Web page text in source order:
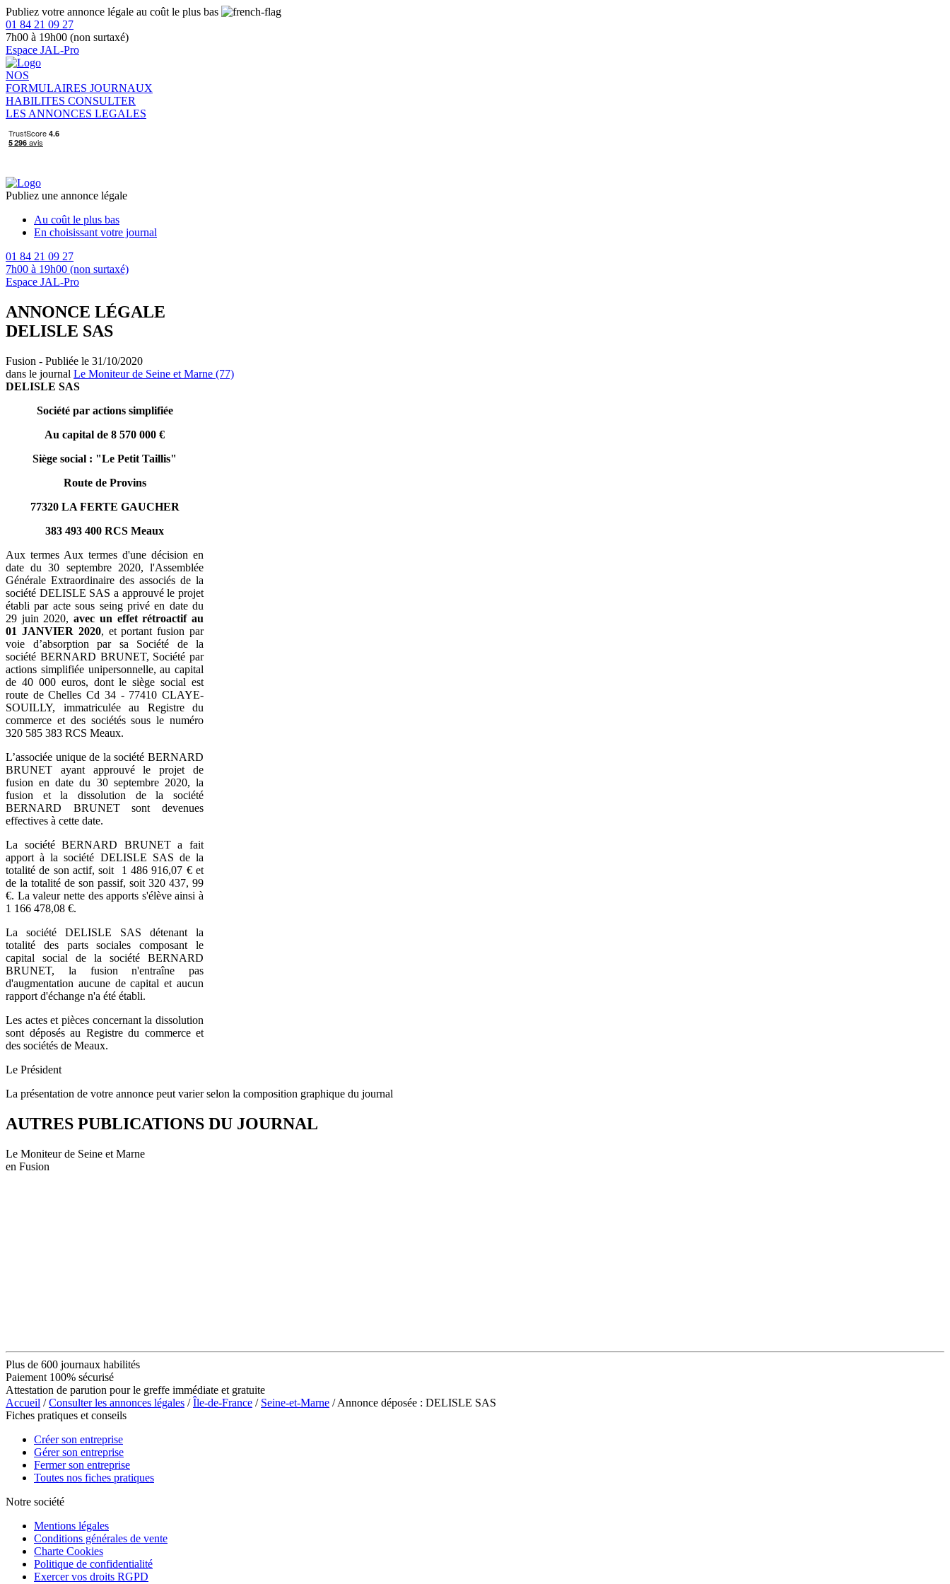
Publiez votre annonce légale au coût le plus bas
01 84 21 09 27
7h00 à 19h00 (non surtaxé)
Espace JAL-Pro
NOS
FORMULAIRES JOURNAUX
HABILITES CONSULTER
LES ANNONCES LEGALES
Publiez une annonce légale
Au coût le plus bas
En choisissant votre journal
01 84 21 09 27
7h00 à 19h00 (non surtaxé)
Espace JAL-Pro
ANNONCE LÉGALE
DELISLE SAS
Fusion - Publiée le 31/10/2020
dans le journal Le Moniteur de Seine et Marne (77)
DELISLE SAS
Société par actions simplifiée
Au capital de 8 570 000 €
Siège social : "Le Petit Taillis"
Route de Provins
77320 LA FERTE GAUCHER
383 493 400 RCS Meaux
Aux termes Aux termes d'une décision en
date du 30 septembre 2020, l'Assemblée
Générale Extraordinaire des associés de la
société DELISLE SAS a approuvé le projet
établi par acte sous seing privé en date du
29 juin 2020,avec un effet rétroactif au
01 JANVIER 2020, et portant fusion par
voie d’absorption par sa Société de la
société BERNARD BRUNET, Société par
actions simplifiée unipersonnelle, au capital
de 40 000 euros, dont le siège social est
route de Chelles Cd 34 - 77410 CLAYE-
SOUILLY, immatriculée au Registre du
commerce et des sociétés sous le numéro
320 585 383 RCS Meaux.
L’associée unique de la société BERNARD
BRUNET ayant approuvé le projet de
fusion en date du 30 septembre 2020, la
fusion et la dissolution de la société
BERNARD BRUNET sont devenues
effectives à cette date.
La société BERNARD BRUNET a fait
apport à la société DELISLE SAS de la
totalité de son actif, soit 1 486 916,07 € et
de la totalité de son passif, soit 320 437, 99
€. La valeur nette des apports s'élève ainsi à
1 166 478,08 €.
La société DELISLE SAS détenant la
totalité des parts sociales composant le
capital social de la société BERNARD
BRUNET, la fusion n'entraîne pas
d'augmentation aucune de capital et aucun
rapport d'échange n'a été établi.
Les actes et pièces concernant la dissolution
sont déposés au Registre du commerce et
des sociétés de Meaux.
Le Président
La présentation de votre annonce peut varier selon la composition graphique du journal
AUTRES PUBLICATIONS DU JOURNAL
Le Moniteur de Seine et Marne
en Fusion
Plus de 600 journaux habilités
Paiement 100% sécurisé
Attestation de parution pour le greffe immédiate et gratuite
Accueil /Consulter les annonces légales /Île-de-France / Seine-et-Marne / Annonce déposée : DELISLE SAS
Fiches pratiques et conseils
Créer son entreprise
Gérer son entreprise
Fermer son entreprise
Toutes nos fiches pratiques
Notre société
Mentions légales
Conditions générales de vente
Charte Cookies
Politique de confidentialité
Exercer vos droits RGPD